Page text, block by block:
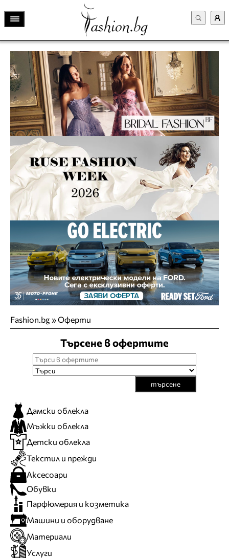
Fashion.bg»Оферти
Търсене в офертите
търсене
Дамски облекла
Мъжки облекла
Детски облекла
Текстил и прежди
Аксесоари
Обувки
Парфюмерия и козметика
Машини и оборудване
Материали
Услуги